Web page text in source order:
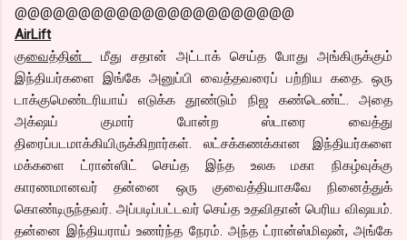
@@@@@@@@@@@@@@@@@@@@@@
AirLift
குவைத்தின்
மீது சதான் அட்டாக் செய்த போது அங்கிருக்கும்
இந்தியர்களை இங்கே அனுப்பி வைத்தவரைப் பற்றிய கதை. ஒரு
டாக்குமெண்டரியாய் எடுக்க தூண்டும் நிஜ கண்டெண்ட். அதை
அக்‌ஷய் குமார் போன்ற ஸ்டாரை வைத்து
திரைப்படமாக்கியிருக்கிறார்கள். லட்சக்கணக்கான இந்தியர்களை
மக்களை ட்ரான்ஸிட் செய்த இந்த உலக மகா நிகழ்வுக்கு
காரணமானவர் தன்னை ஒரு குவைத்தியாகவே நினைத்துக்
கொண்டிருந்தவர். அப்படிப்பட்டவர் செய்த உதவிதான் பெரிய விஷயம்.
தன்னை இந்தியராய் உணர்ந்த நேரம். அந்த ட்ரான்ஸ்மிஷன், அங்கே